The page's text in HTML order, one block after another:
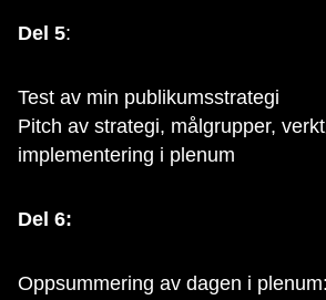
Del 5:
Test av min publikumsstrategi
Pitch av strategi, målgrupper,
implementering i plenum
Del 6:
Oppsummering av dagen i